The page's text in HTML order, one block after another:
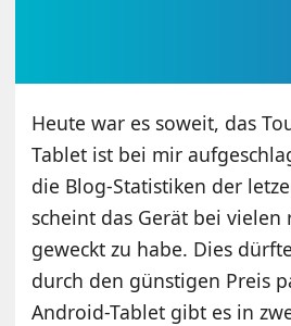
Heute war es soweit, das
Tablet ist bei mir
die Blog-Statistiken der
scheint das Gerät bei vielen
geweckt zu habe. Dies
durch den günstigen Preis
Android-Tablet gibt es in